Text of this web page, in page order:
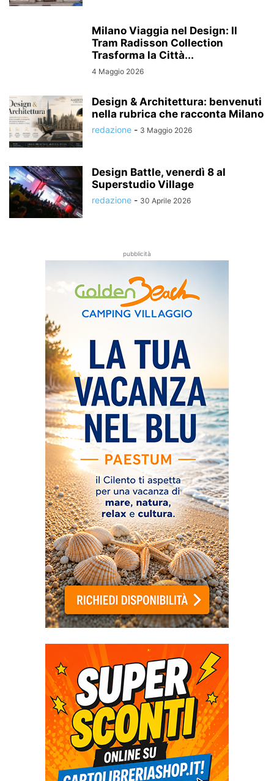
Milano Viaggia nel Design: Il
Tram Radisson Collection
Trasforma la Città...
4 Maggio 2026
Design & Architettura: benvenuti
nella rubrica che racconta Milano
redazione - 3 Maggio 2026
Design Battle, venerdì 8 al
Superstudio Village
redazione - 30 Aprile 2026
pubblicità